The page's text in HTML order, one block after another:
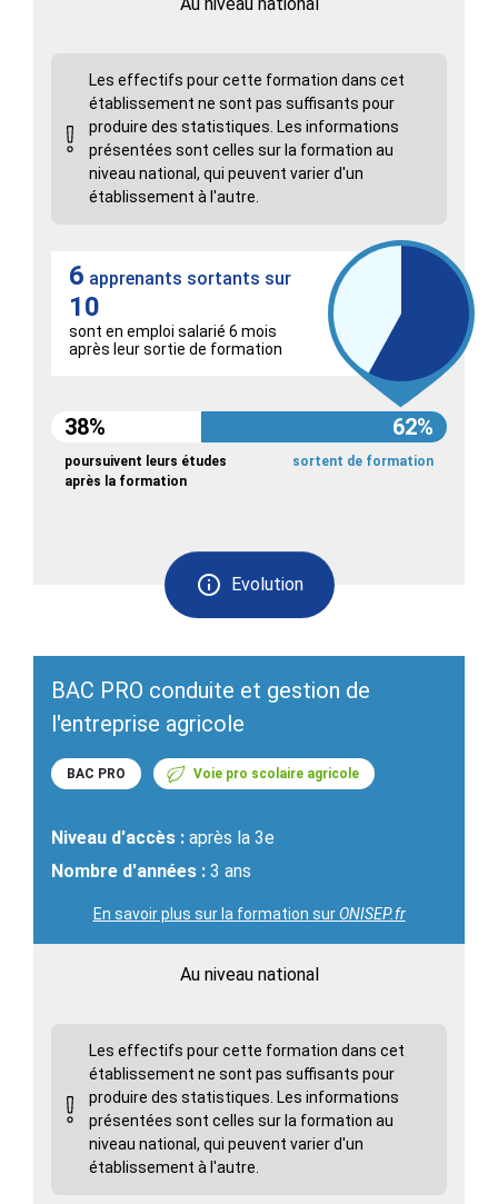
Les effectifs pour cette formation dans cet
établissement ne sont pas suffisants pour
produire des statistiques. Les informations
présentées sont celles sur la formation au
niveau national, qui peuvent varier d'un
établissement à l'autre.
Evolution
6 apprenants sortants sur
10
sont en emploi salarié 6 mois
après leur sortie de formation
38% 62%
poursuivent leurs études
après la formation
sortent de formation
BAC PRO conduite et gestion de
l'entreprise agricole
BAC PRO Voie pro scolaire agricole
Niveau d'accès : après la 3e
Nombre d'années : 3 ans
En savoir plus sur la formation surONISEP.fr
Au niveau national
Les effectifs pour cette formation dans cet
établissement ne sont pas suffisants pour
produire des statistiques. Les informations
présentées sont celles sur la formation au
niveau national, qui peuvent varier d'un
établissement à l'autre.